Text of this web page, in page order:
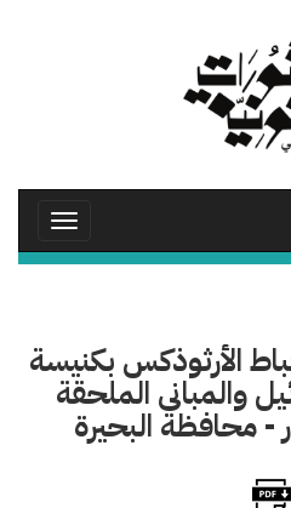
Toggle
الأرثوذكس بكنيسة
والمبانى الملحقة
- محافظة البحيرة